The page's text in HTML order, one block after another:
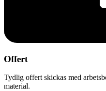
Offert
Tydlig offert skickas med
material.